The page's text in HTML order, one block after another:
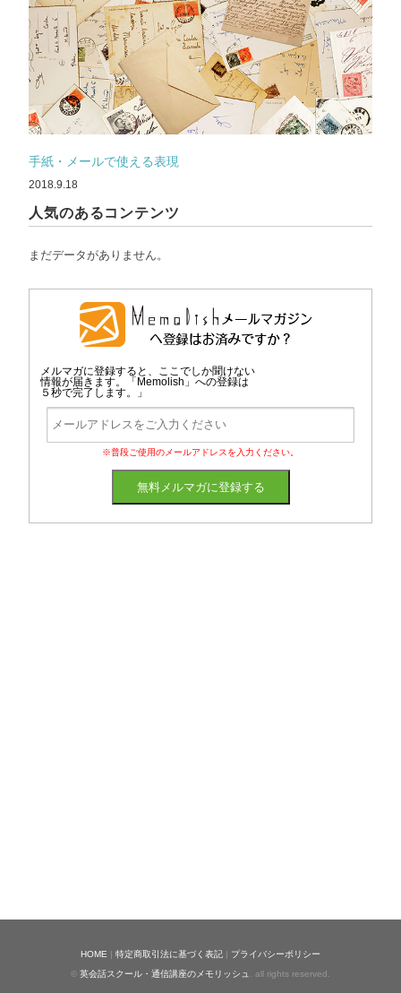
手紙・メールで使える表現
2018.9.18
人気のあるコンテンツ
まだデータがありません。
メルマガに登録すると、ここでしか聞けない
情報が届きます。「Memolish」への登録は
５秒で完了します。」
※普段ご使用のメールアドレスを入力ください。
HOME | 特定商取引法に基づく表記 | プライバシーポリシー
© 英会話スクール・通信講座のメモリッシュ . all rights reserved.